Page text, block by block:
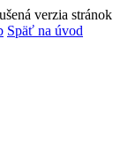
verzia stránok
Späť na úvod